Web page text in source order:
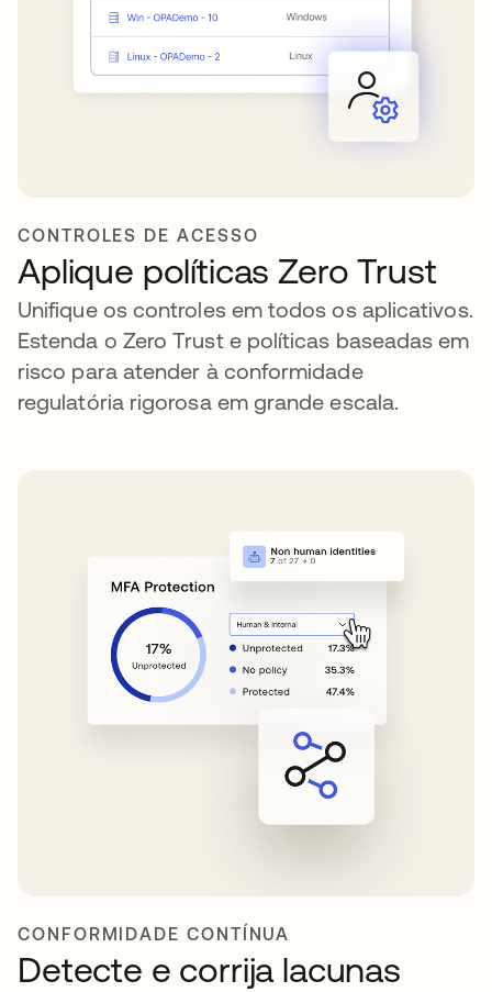
CONTROLES DE ACESSO
Aplique políticas Zero Trust
Unifique os controles em todos os aplicativos.
Estenda o Zero Trust e políticas baseadas em
risco para atender à conformidade
regulatória rigorosa em grande escala.
CONFORMIDADE CONTÍNUA
Detecte e corrija lacunas